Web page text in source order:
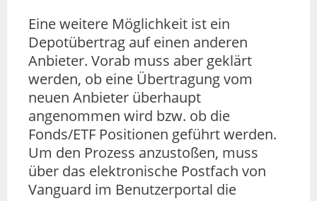
Eine weitere Möglichkeit ist ein
Depotübertrag auf einen anderen
Anbieter. Vorab muss aber geklärt
werden, ob eine Übertragung vom
neuen Anbieter überhaupt
angenommen wird bzw. ob die
Fonds/ETF Positionen geführt werden.
Um den Prozess anzustoßen, muss
über das elektronische Postfach von
Vanguard im Benutzerportal die